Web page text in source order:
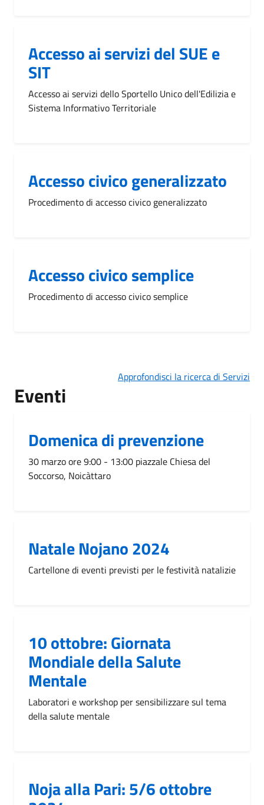
Accesso ai servizi del SUE e
SIT
Accesso ai servizi dello Sportello Unico dell'Edilizia e
Sistema Informativo Territoriale
Accesso civico generalizzato
Procedimento di accesso civico generalizzato
Accesso civico semplice
Procedimento di accesso civico semplice
Approfondisci la ricerca di Servizi
Eventi
Domenica di prevenzione
30 marzo ore 9:00 - 13:00 piazzale Chiesa del
Soccorso, Noicàttaro
Natale Nojano 2024
Cartellone di eventi previsti per le festività natalizie
10 ottobre: Giornata
Mondiale della Salute
Mentale
Laboratori e workshop per sensibilizzare sul tema
della salute mentale
Noja alla Pari: 5/6 ottobre